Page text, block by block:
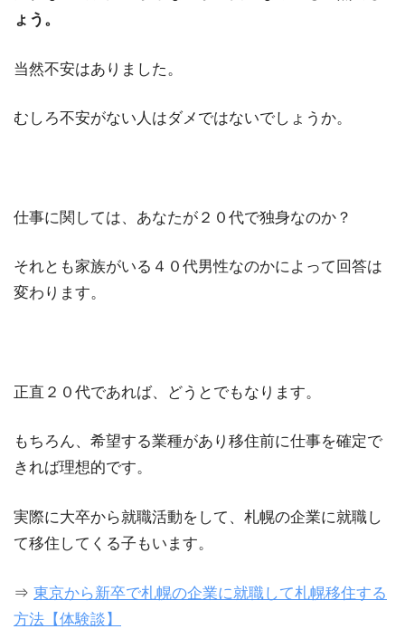
ょう。
当然不安はありました。
むしろ不安がない人はダメではないでしょうか。
仕事に関しては、あなたが２０代で独身なのか？
それとも家族がいる４０代男性なのかによって回答は
変わります。
正直２０代であれば、どうとでもなります。
もちろん、希望する業種があり移住前に仕事を確定で
きれば理想的です。
実際に大卒から就職活動をして、札幌の企業に就職し
て移住してくる子もいます。
⇒ 東京から新卒で札幌の企業に就職して札幌移住する
方法【体験談】